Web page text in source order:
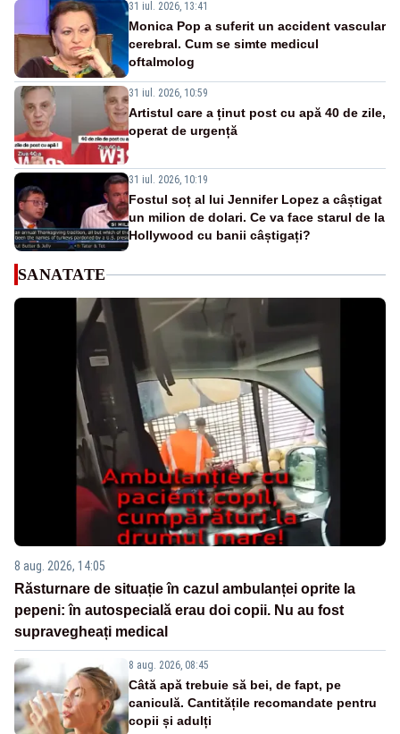
31 iul. 2026, 13:41
Monica Pop a suferit un accident vascular
cerebral. Cum se simte medicul
oftalmolog
31 iul. 2026, 10:59
Artistul care a ținut post cu apă 40 de zile,
operat de urgență
31 iul. 2026, 10:19
Fostul soț al lui Jennifer Lopez a câștigat
un milion de dolari. Ce va face starul de la
Hollywood cu banii câștigați?
SANATATE
8 aug. 2026, 14:05
Răsturnare de situație în cazul ambulanței oprite la
pepeni: în autospecială erau doi copii. Nu au fost
supravegheați medical
8 aug. 2026, 08:45
Câtă apă trebuie să bei, de fapt, pe
caniculă. Cantitățile recomandate pentru
copii și adulți